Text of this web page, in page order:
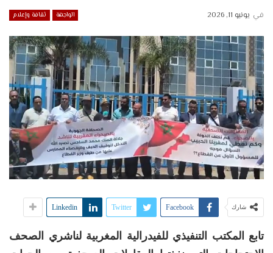
الواجهة ثقافة وإعلام في يونيو 11, 2026
شارك Facebook
Twitter
Linkedin
تابع المكتب التنفيذي للفيدرالية المغربية لناشري الصحف